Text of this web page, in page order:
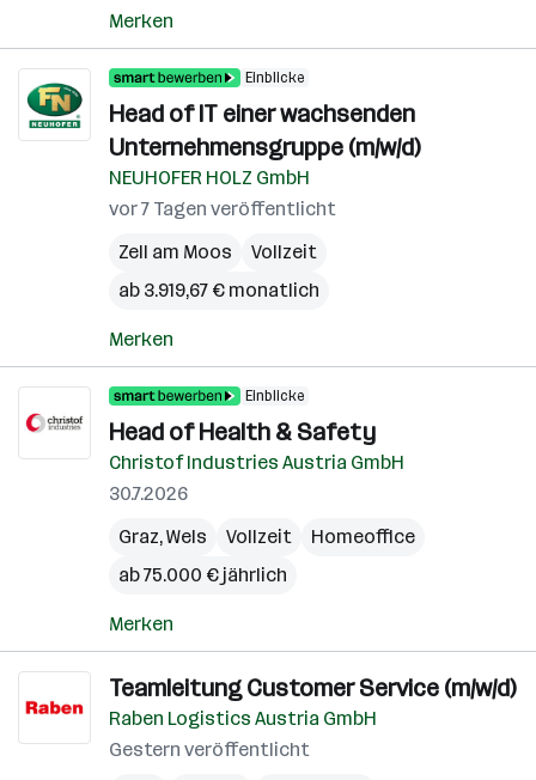
Merken
Einblicke
Head of IT einer wachsenden
Unternehmensgruppe (m/w/d)
NEUHOFER HOLZ GmbH
vor 7 Tagen veröffentlicht
Zell am Moos
Vollzeit
ab 3.919,67 € monatlich
Merken
Einblicke
Head of Health & Safety
Christof Industries Austria GmbH
30.7.2026
Graz,Wels Vollzeit
Homeoffice
ab 75.000 € jährlich
Merken
Teamleitung Customer Service (m/w/d)
Raben Logistics Austria GmbH
Gestern veröffentlicht